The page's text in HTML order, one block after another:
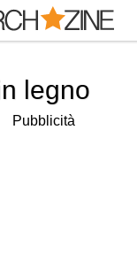
legno
Pubblicità